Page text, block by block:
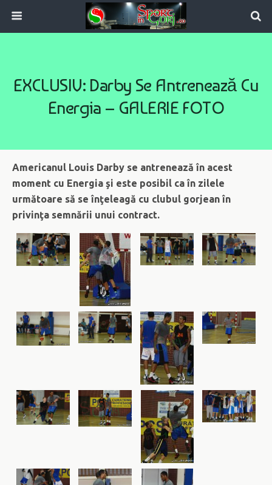
EXCLUSIV: Darby Se Antrenează Cu
Energia – GALERIE FOTO
Americanul Louis Darby se antrenează în acest
moment cu Energia şi este posibil ca în zilele
următoare să se înţeleagă cu clubul gorjean în
privinţa semnării unui contract.